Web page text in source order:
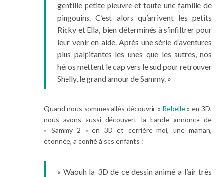
gentille petite pieuvre et toute une famille de
pingouins. C’est alors qu’arrivent les petits
Ricky et Ella, bien déterminés à s’infiltrer pour
leur venir en aide. Après une série d’aventures
plus palpitantes les unes que les autres, nos
héros mettent le cap vers le sud pour retrouver
Shelly, le grand amour de Sammy. »
Quand nous sommes allés découvrir « Rebelle» en 3D,
nous avons aussi découvert la bande annonce de
« Sammy 2 » en 3D et derrière moi, une maman,
étonnée, a confié à ses enfants :
« Waouh la 3D de ce dessin animé a l’air très